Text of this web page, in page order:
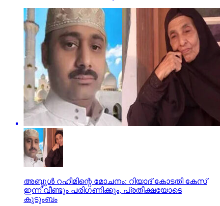
അബ്ദുള്‍ റഹീമിന്റെ മോചനം: റിയാദ് കോടതി കേസ്
ഇന്ന് വീണ്ടും പരിഗണിക്കും, പ്രതീക്ഷയോടെ
കുടുംബം